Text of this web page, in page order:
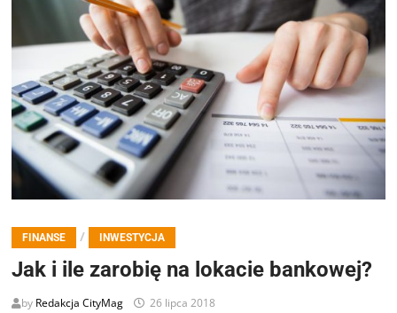
FINANSE / INWESTYCJA
Jak i ile zarobię na lokacie bankowej?
by Redakcja CityMag 26 lipca 2018